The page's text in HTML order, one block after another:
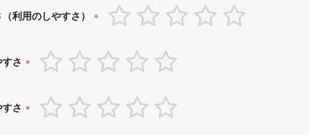
利用のしやすさ） *
さ *
さ *